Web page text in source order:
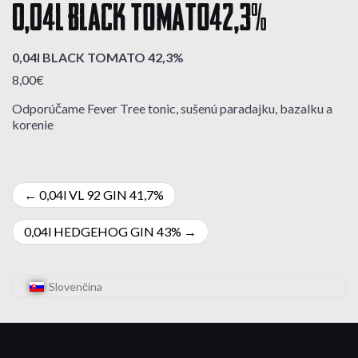
0,04l BLACK TOMATO 42,3%
0,04l BLACK TOMATO 42,3%
8,00€
Odporúčame Fever Tree tonic, sušenú paradajku, bazalku a
korenie
Navigácia
v
0,04l VL 92 GIN 41,7%
0,04l HEDGEHOG GIN 43%
Slovenčina